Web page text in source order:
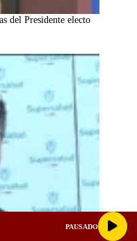
del Presidente electo
PAUSADO